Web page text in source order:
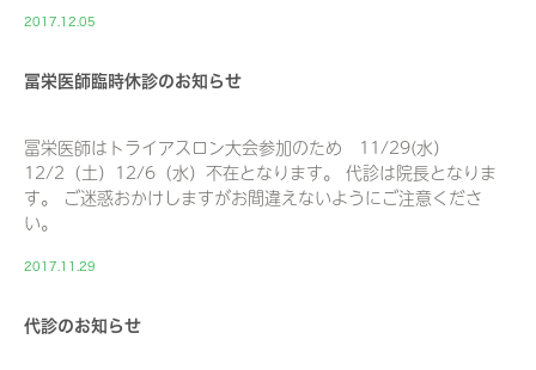
2017.12.05
冨栄医師臨時休診のお知らせ
冨栄医師はトライアスロン大会参加のため 11/29(水）
12/2（土）12/6（水）不在となります。 代診は院長となりま
す。 ご迷惑おかけしますがお間違えないようにご注意くださ
い。
2017.11.29
代診のお知らせ